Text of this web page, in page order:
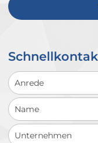
Schnellkontakt